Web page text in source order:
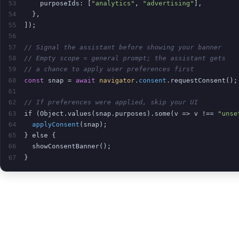
53
    purposeIds: [
"analytics" , "advertising" ],
54
  },
55
]);
56
57
// Signal the assistant before showing your banner
58
// Empty scope = general prompt; the assistant gets
59
// a chance to apply user preferences first
60
const snap = await navigator . consent .requestConsent();
61
62
// If preferences were applied, skip your UI
63
if (Object.values(snap.purposes).some(v => v !==
64
applyConsent (snap);
65
} else {
66
  showConsentBanner();
67
}